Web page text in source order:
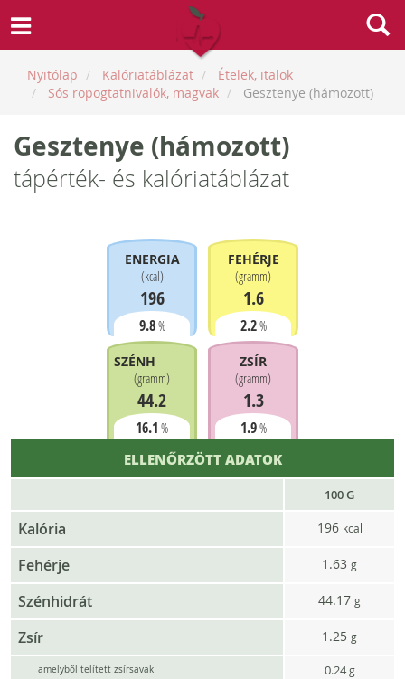
Nyitólap Kalóriatáblázat
Ételek, italok
Sós ropogtatnivalók, magvak
Gesztenye (hámozott)
Gesztenye (hámozott)
tápérték- és kalóriatáblázat
ENERGIA
(kcal)
196
9.8%
FEHÉRJE
(gramm)
1.6
2.2%
SZÉNHIDRÁT
(gramm)
44.2
16.1 %
ZSÍR
(gramm)
1.3
1.9%
ELLENŐRZÖTT ADATOK
100 G
Kalória 196 kcal
Fehérje 1.63 g
Szénhidrát 44.17 g
Zsír 1.25 g
amelyből telített zsírsavak 0.24g